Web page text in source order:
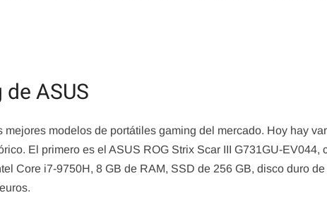
ASUS
modelos de portátiles gaming del mercado. Hoy hay
El primero es el ASUS ROG Strix Scar III G731GU-EV044,
Core i7-9750H, 8 GB de RAM, SSD de 256 GB, disco duro